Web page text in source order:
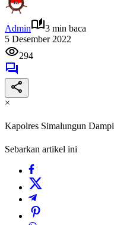
Admin
3 min baca
5 Desember 2022
294
×
Kapolres Simalungun
Sebarkan artikel ini